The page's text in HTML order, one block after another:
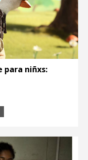
para niñxs: